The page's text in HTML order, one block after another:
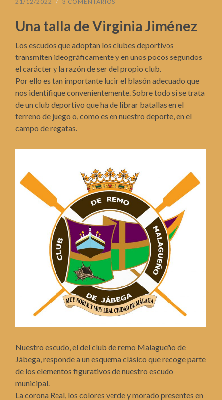
21/12/2022 / 3 COMENTARIOS
Una talla de Virginia Jiménez
Los escudos que adoptan los clubes deportivos
transmiten ideográficamente y en unos pocos segundos
el carácter y la razón de ser del propio club.
Por ello es tan importante lucir el blasón adecuado que
nos identifique convenientemente. Sobre todo si se trata
de un club deportivo que ha de librar batallas en el
terreno de juego o, como es en nuestro deporte, en el
campo de regatas.
Nuestro escudo, el del club de remo Malagueño de
Jábega, responde a un esquema clásico que recoge parte
de los elementos figurativos de nuestro escudo
municipal.
La corona Real, los colores verde y morado presentes en